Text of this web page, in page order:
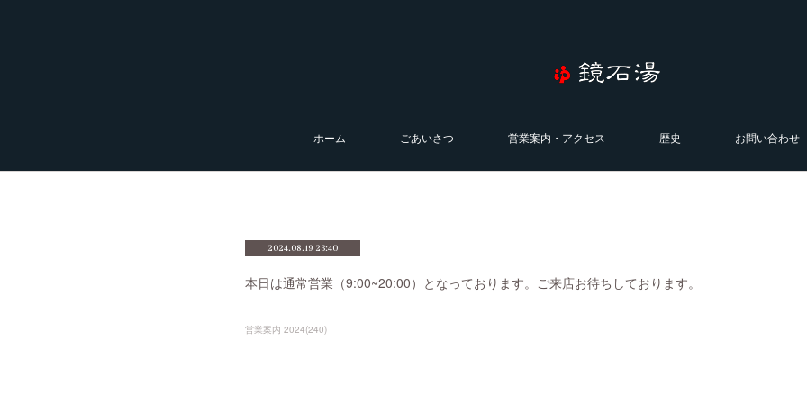
ホーム ごあいさつ 営業案内・アクセス 歴史 お問い合わせ
2024.08.19 23:40
本日は通常営業（9:00~20:00）となっております。ご来店お待ちしております。
営業案内 2024(240)